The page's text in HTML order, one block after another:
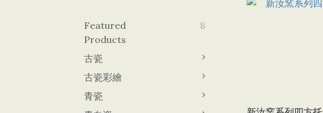
Featured
Products
8
古瓷
古瓷彩繪
青瓷